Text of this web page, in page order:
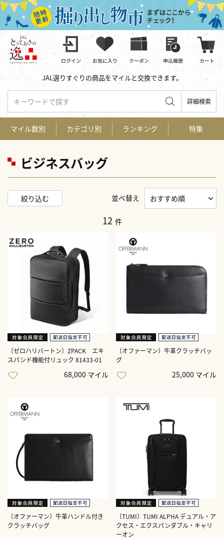
JAL選りすぐりの商品をマイルと交換できます。
キーワードで探す 詳細検索
ビジネスバッグ
絞り込む 並べ替え
12 件
〔ゼロハリバートン〕ZPACK エキ
スパンド機能付リュック 81433-01
68,000 マイル
〔オファーマン〕牛革クラッチバッ
グ
25,000 マイル
〔オファーマン〕牛革ハンドル付き
クラッチバッグ
〔TUMI〕TUMI ALPHA デュアル・ア
クセス・エクスパンダブル・キャリ
ーオン
マイル数別 カテゴリ別 ランキング 特集